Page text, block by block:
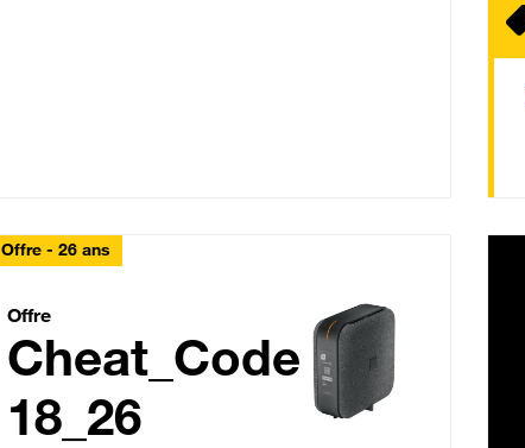
Offre - 26 ans
Cheat_Code Fibre_18_26
Offre
Cheat_Code
18_26